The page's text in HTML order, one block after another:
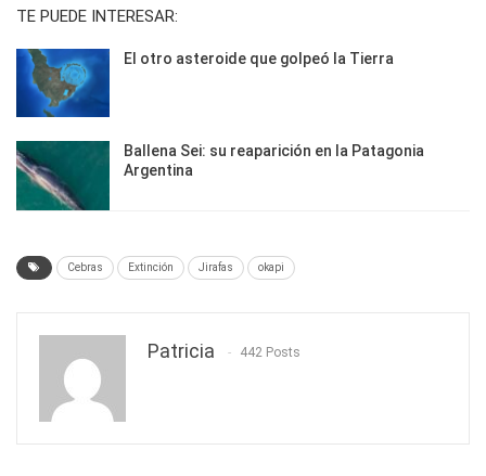
TE PUEDE INTERESAR:
El otro asteroide que golpeó la Tierra
Ballena Sei: su reaparición en la Patagonia
Argentina
Cebras Extinción Jirafas okapi
Patricia 442 Posts